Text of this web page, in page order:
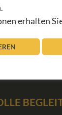
erhalten